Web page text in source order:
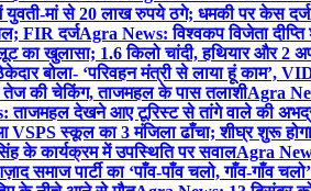
मां से 20 लाख रुपये ठगे; धमकी पर केस दर्ज
FIR दर्जAgra News: विश्वकप विजेता
का खुलासा; 1.6 किलो चांदी, हथियार और 2
बोला- ‘परिवहन मंत्री से लाया हूं काम’,
तेज की चेकिंग, ताजमहल के पास तलाशीAgra
देखने आए टूरिस्ट से तांगे वाले की
स्कूल का 3 मंजिला ढाँचा; शीघ्र शुरू होगा
के कार्यक्रम में उपस्थिति पर सवालAgra
समाज पार्टी का ‘पाँव-पाँव चलो, गाँव-गाँव